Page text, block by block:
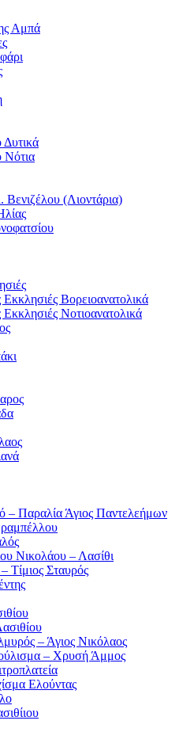
Αμπά
Βενιζέλου (Λιοντάρια)
Εκκλησιές Βορειοανατολικά
Εκκλησιές Νοτιοανατολικά
– Παραλία Άγιος Παντελεήμων
Νικολάου – Λασίθι
Τίμιος Σταυρός
– Άγιος Νικόλαος
– Χρυσή Άμμος
Ελούντας